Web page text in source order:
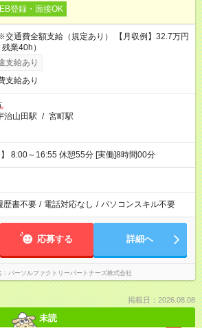
登録・面接OK
通費全額支給（規定あり） 【月収例】32.7万円
業40h）
支給あり
支給あり
治山田駅 / 宮町駅
】 8:00～16:55 休憩55分 [実働]8時間00分
歴書不要 / 電話対応なし / パソコンスキル不要
応募する 詳細へ
パーソルファクトリーパートナーズ株式会社
掲載日：2026.08.08
未読